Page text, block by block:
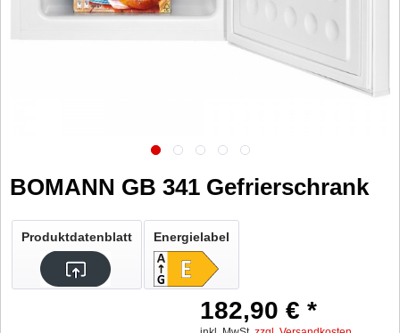
BOMANN GB 341 Gefrierschrank
Produktdatenblatt Energielabel
182,90 € *